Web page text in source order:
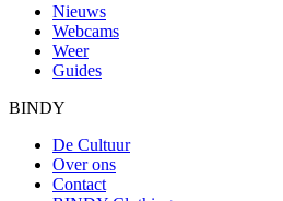
Nieuws
Webcams
Weer
Guides
BINDY
De Cultuur
Over ons
Contact